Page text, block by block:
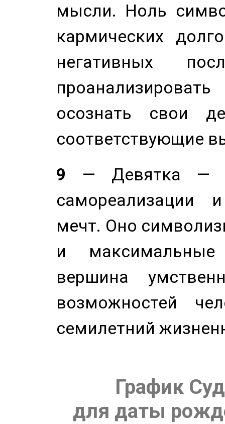
мысли. Ноль
кармических
негативных
осознать свои
соответствующие
9 — Девятка —
самореализации
мечт. Оно
и
вершина
возможностей
семилетний
График
для даты